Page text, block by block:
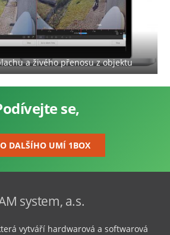
a živého přenosu z objektu
se,
DALŠÍHO UMÍ 1BOX
system, a.s.
vytváří hardwarová a softwarová